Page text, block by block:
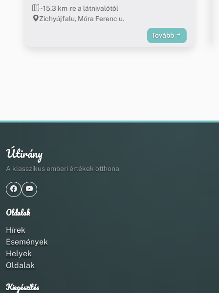
~15.3 km-re a látnivalótól
Zichyújfalu, Móra Ferenc u.
Tovább
Útirány
A klasszikus emberi értékek otthona
Oldalak
Hírek
Események
Helyek
Oldalak
Kiegészítés